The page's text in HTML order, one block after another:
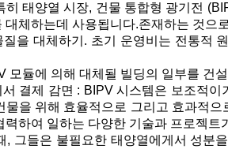
히 태양열 시장, 건물 통합형 광기전
대체하는데 사용됩니다.존재하는 것으
을 대체하기. 초기 운영비는 전통적
모듈에 의해 대체될 빌딩의 일부를 건
결제 감면 : BIPV 시스템은 보조적
물을 위해 효율적으로 그리고 효과적
력하여 일하는 다양한 기술과 프로젝트
, 그들은 불필요한 태양열에게서 성분